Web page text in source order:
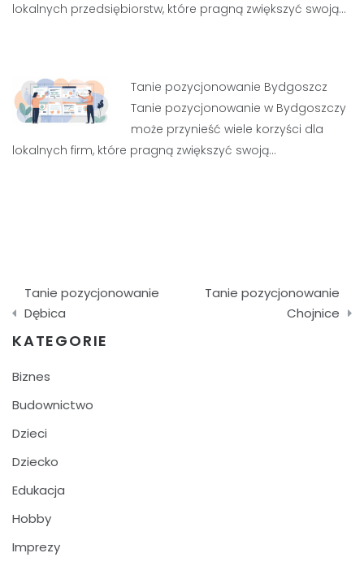
lokalnych przedsiębiorstw, które pragną zwiększyć swoją…
Tanie pozycjonowanie Bydgoszcz
Tanie pozycjonowanie w Bydgoszczy
może przynieść wiele korzyści dla
lokalnych firm, które pragną zwiększyć swoją…
Nawigacja
wpisu
Tanie pozycjonowanie
Dębica
Tanie pozycjonowanie
Chojnice
KATEGORIE
Biznes
Budownictwo
Dzieci
Dziecko
Edukacja
Hobby
Imprezy